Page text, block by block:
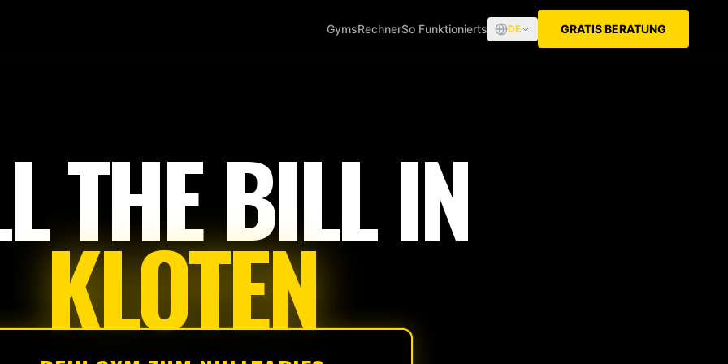
GymsRechnerSo Funktionierts DE GRATIS BERATUNG
THE BILL IN
KLOTEN